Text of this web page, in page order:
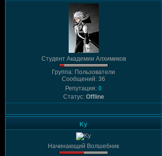
Студент Академии Алхимиков
Группа: Пользователи
Сообщений: 36
Репутация: 0
Статус: Offline
Ky
Начинающий Волшебник